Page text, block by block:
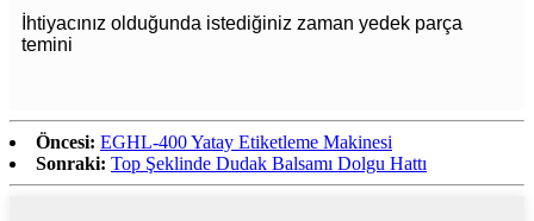
İhtiyacınız olduğunda istediğiniz zaman yedek parça
temini
Öncesi: EGHL-400 Yatay Etiketleme Makinesi
Sonraki: Top Şeklinde Dudak Balsamı Dolgu Hattı